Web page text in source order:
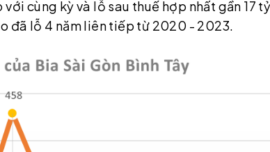
cùng kỳ và lỗ sau thuế hợp nhất gần 17
đã lỗ 4 năm liên tiếp từ 2020 - 2023.